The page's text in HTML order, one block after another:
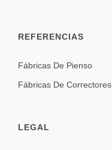
REFERENCIAS
Fábricas De Pienso
Fábricas De Correctores
LEGAL